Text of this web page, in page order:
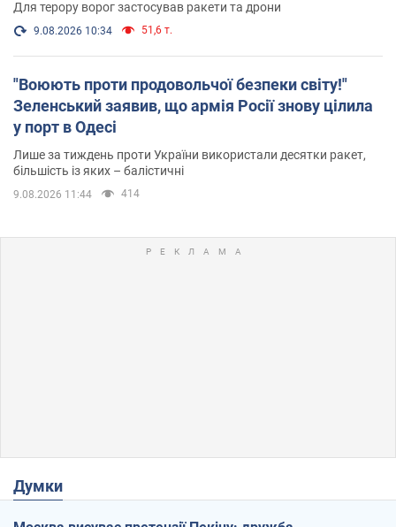
Для терору ворог застосував ракети та дрони
9.08.2026 10:34 51,6 т.
"Воюють проти продовольчої безпеки світу!"
Зеленський заявив, що армія Росії знову цілила
у порт в Одесі
Лише за тиждень проти України використали десятки ракет,
більшість із яких – балістичні
9.08.2026 11:44 414
Думки